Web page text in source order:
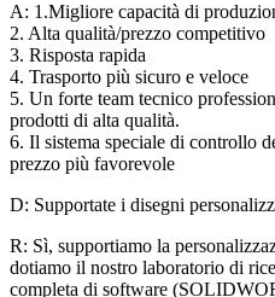
A: 1.Migliore capacità di
2. Alta qualità/prezzo competitivo
3. Risposta rapida
4. Trasporto più sicuro e veloce
5. Un forte team tecnico
prodotti di alta qualità.
6. Il sistema speciale di controllo
prezzo più favorevole
D: Supportate i disegni
R: Sì, supportiamo la
dotiamo il nostro laboratorio di
completa di software